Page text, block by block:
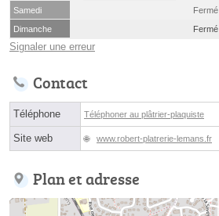
Samedi
Fermé
Dimanche
Fermé
Signaler une erreur
Contact
Téléphone Téléphoner au plâtrier-plaquiste
Site web www.robert-platrerie-lemans.fr
Plan et adresse